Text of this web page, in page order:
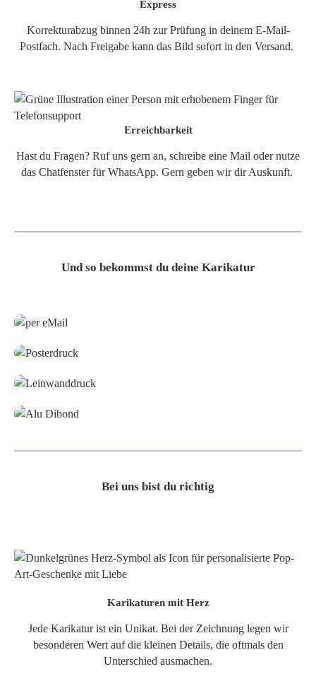
Express
Korrekturabzug binnen 24h zur Prüfung in deinem E-Mail-
Postfach. Nach Freigabe kann das Bild sofort in den Versand.
Erreichbarkeit
Hast du Fragen? Ruf uns gern an, schreibe eine Mail oder nutze
das Chatfenster für WhatsApp. Gern geben wir dir Auskunft.
Und so bekommst du deine Karikatur
Bei uns bist du richtig
Karikaturen mit Herz
Jede Karikatur ist ein Unikat. Bei der Zeichnung legen wir
besonderen Wert auf die kleinen Details, die oftmals den
Unterschied ausmachen.